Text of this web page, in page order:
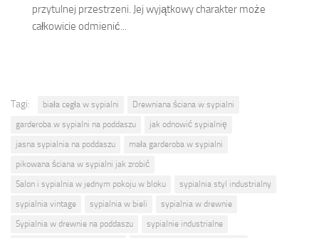
przytulnej przestrzeni. Jej wyjątkowy charakter może
całkowicie odmienić...
Tagi: biała cegła w sypialni
Drewniana ściana w sypialni
garderoba w sypialni na poddaszu
jak odnowić sypialnię
jasna sypialnia na poddaszu
mała garderoba w sypialni
pikowana ściana w sypialni jak zrobić
Salon i sypialnia w jednym pokoju w bloku
sypialnia styl industrialny
sypialnia vintage
sypialnia w bieli
sypialnia w drewnie
Sypialnia w drewnie na poddaszu
sypialnie industrialne